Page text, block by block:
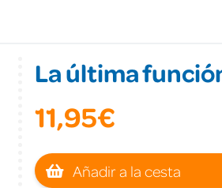
La última
11,95€
Añadir a la cesta